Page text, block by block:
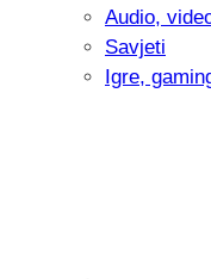
Audio,
Savjeti
Igre,